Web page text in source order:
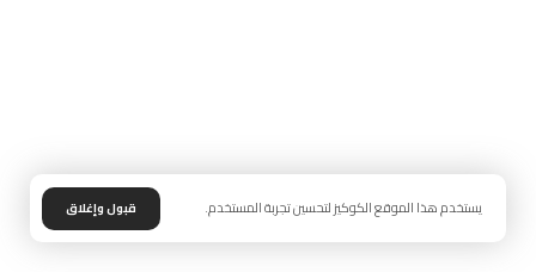
يستخدم هذا الموقع الكوكيز لتحسين تجربة المستخدم. قبول وإغلاق